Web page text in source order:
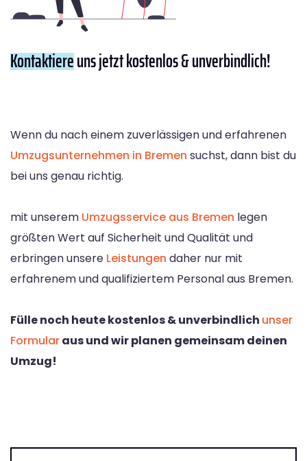
Kontaktiereuns jetzt kostenlos & unverbindlich!
Wenn du nach einem zuverlässigen und erfahrenen
Umzugsunternehmen in Bremen suchst, dann bist du
bei uns genau richtig.
mit unserem Umzugsservice aus Bremen legen
größten Wert auf Sicherheit und Qualität und
erbringen unsere Leistungen daher nur mit
erfahrenem und qualifiziertem Personal aus Bremen.
Fülle noch heute kostenlos & unverbindlich unser
Formularaus und wir planen gemeinsam deinen
Umzug!